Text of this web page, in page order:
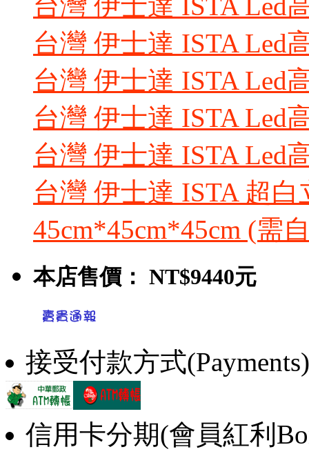
台灣 伊士達 ISTA Led
台灣 伊士達 ISTA Led
台灣 伊士達 ISTA Led
台灣 伊士達 ISTA Led
台灣 伊士達 ISTA 超
45cm*45cm*45cm (需
本店售價： NT$9440元
接受付款方式
信用卡分期(會員紅利